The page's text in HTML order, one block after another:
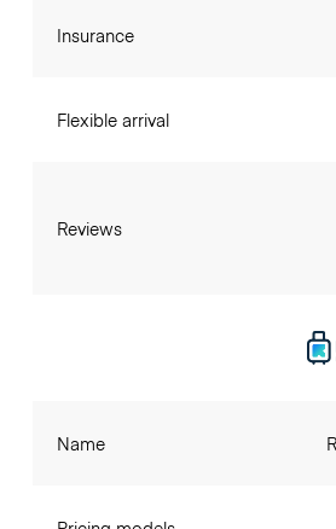
Insurance
Flexible arrival
Reviews
Name